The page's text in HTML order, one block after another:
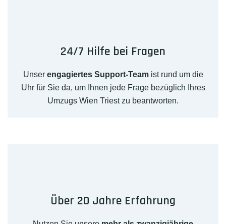
24/7 Hilfe bei Fragen
Unser engagiertes Support-Teamist rund um die
Uhr für Sie da, um Ihnen jede Frage bezüglich Ihres
Umzugs Wien Triest zu beantworten.
Über 20 Jahre Erfahrung